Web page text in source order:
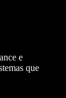
e
que